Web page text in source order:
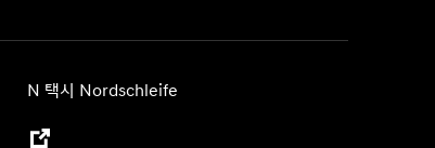
N 택시 Nordschleife